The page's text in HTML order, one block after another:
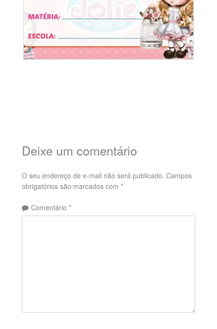
Deixe um comentário
O seu endereço de e-mail não será publicado. Campos
obrigatórios são marcados com *
Comentário *